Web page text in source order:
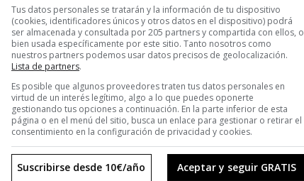
con prisa, los carros traqueteantes, los caballos y los
las calles de Nueva York fuesen peligrosísimas. Más
Nueva York a lo largo de 1927: cuatro veces más que la
el asfalto. Antes, sin embargo, las cosas eran
en las fallidas carretera de madera que empezaron a
construir más de 16.000 kilómetros de carreteras de
y unos 10 centímetros de grosor.
Tus datos personales se tratarán y la información de tu dispositivo
(cookies, identificadores únicos y otros datos en el dispositivo) podrá
ser almacenada y consultada por 205 partners y compartida con ellos, o
bien usada específicamente por este sitio. Tanto nosotros como
nuestros partners podemos usar datos precisos de geolocalización.
Lista de partners.
Es posible que algunos proveedores traten tus datos personales en
virtud de un interés legítimo, algo a lo que puedes oponerte
gestionando tus opciones a continuación. En la parte inferior de esta
página o en el menú del sitio, busca un enlace para gestionar o retirar el
consentimiento en la configuración de privacidad y cookies.
Aceptar y seguir GRATIS
Suscribirse desde 10€/año